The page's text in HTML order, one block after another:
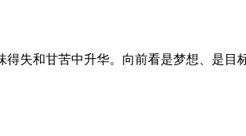
失和甘苦中升华。向前看是梦想、是目